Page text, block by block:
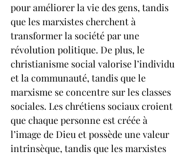
pour améliorer la vie des gens, tandis
que les marxistes cherchent à
transformer la société par une
révolution politique. De plus, le
christianisme social valorise l’individu
et la communauté, tandis que le
marxisme se concentre sur les classes
sociales. Les chrétiens sociaux croient
que chaque personne est créée à
l’image de Dieu et possède une valeur
intrinsèque, tandis que les marxistes